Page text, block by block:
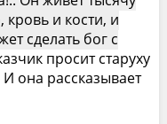
кровь и кости, и
сделать бог с
просит старуху
она рассказывает